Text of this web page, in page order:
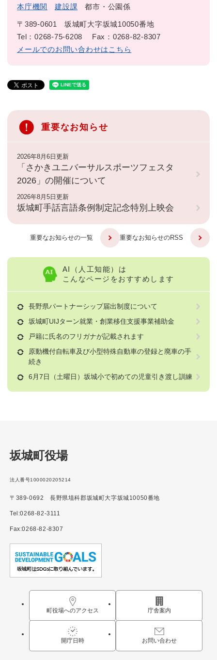
本庁機関 建設課 都市・公園係
〒389-0601
坂城町大字坂城10050番地
Tel：0268-75-6208
Fax：0268-82-8307
メールでのお問い合わせはこちら
重要なお知らせ
2026年8月6日更新
「さかきユニバーサルスポーツフェスタ
2026」の開催について
2026年8月5日更新
坂城町手話言語条例制定記念特別上映会
重要なお知らせの一覧 重要なお知らせのRSS
AI（人工知能）は
こんなページをおすすめします
長野県パートナーシップ届出制度について
坂城町UIJターン就業・創業移住支援事業補助金
戸籍に氏名のフリガナが記載されます
原動機付自転車及び小型特殊自動車の登録と廃車の手
続き
6月7日（土曜日）坂城小で初めての児童引き渡し訓練
坂城町役場
法人番号1000020205214
〒389-0692 長野県埴科郡坂城町大字坂城10050番地
Tel:0268-82-3111
Fax:0268-82-8307
町役場へのアクセス 庁舎案内
開庁日時 お問い合わせ